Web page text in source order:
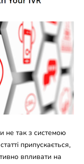
не так з системою
припускається,
впливати на